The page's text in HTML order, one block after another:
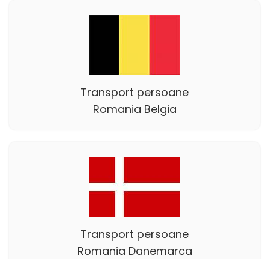
Transport persoane
Romania Belgia
Transport persoane
Romania Danemarca